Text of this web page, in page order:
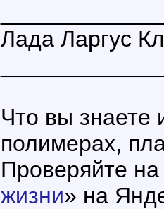
Лада Ларгус
Что вы знаете
полимерах,
Проверяйте
жизни» на